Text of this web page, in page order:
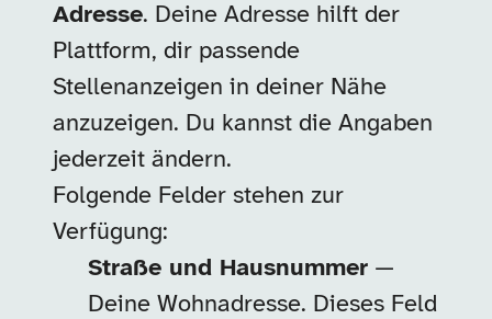
Adresse. Deine Adresse hilft der
Plattform, dir passende
Stellenanzeigen in deiner Nähe
anzuzeigen. Du kannst die Angaben
jederzeit ändern.
Folgende Felder stehen zur
Verfügung:
Straße und Hausnummer —
Deine Wohnadresse. Dieses Feld